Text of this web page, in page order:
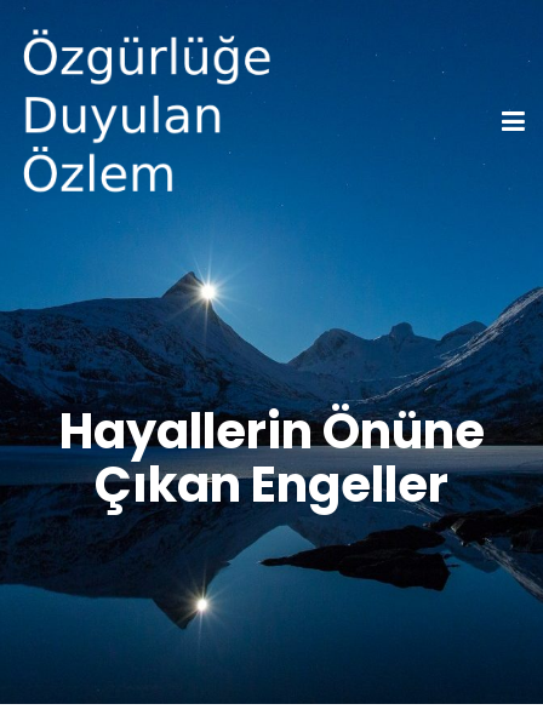
Hayallerin Önüne
Çıkan Engeller